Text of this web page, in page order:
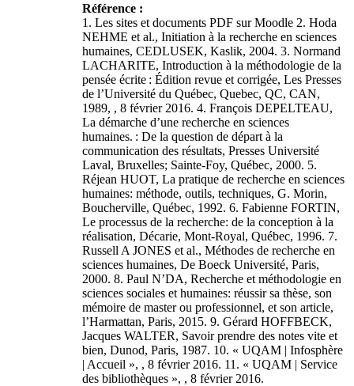
Référence :
1. Les sites et documents PDF sur Moodle 2. Hoda
NEHME et al., Initiation à la recherche en sciences
humaines, CEDLUSEK, Kaslik, 2004. 3. Normand
LACHARITE, Introduction à la méthodologie de la
pensée écrite : Édition revue et corrigée, Les Presses
de l’Université du Québec, Quebec, QC, CAN,
1989, , 8 février 2016. 4. François DEPELTEAU,
La démarche d’une recherche en sciences
humaines. : De la question de départ à la
communication des résultats, Presses Université
Laval, Bruxelles; Sainte-Foy, Québec, 2000. 5.
Réjean HUOT, La pratique de recherche en sciences
humaines: méthode, outils, techniques, G. Morin,
Boucherville, Québec, 1992. 6. Fabienne FORTIN,
Le processus de la recherche: de la conception à la
réalisation, Décarie, Mont-Royal, Québec, 1996. 7.
Russell A JONES et al., Méthodes de recherche en
sciences humaines, De Boeck Université, Paris,
2000. 8. Paul N’DA, Recherche et méthodologie en
sciences sociales et humaines: réussir sa thèse, son
mémoire de master ou professionnel, et son article,
l’Harmattan, Paris, 2015. 9. Gérard HOFFBECK,
Jacques WALTER, Savoir prendre des notes vite et
bien, Dunod, Paris, 1987. 10. « UQAM | Infosphère
| Accueil », , 8 février 2016. 11. « UQAM | Service
des bibliothèques », , 8 février 2016.